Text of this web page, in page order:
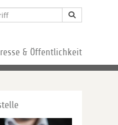
& Öffentlichkeit